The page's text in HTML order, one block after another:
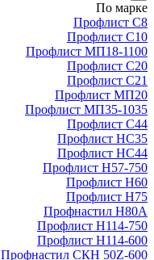
По марке
Профлист С8
Профлист С10
Профлист МП18-1100
Профлист С20
Профлист С21
Профлист МП20
Профлист МП35-1035
Профлист С44
Профлист НС35
Профлист НС44
Профлист Н57-750
Профлист Н60
Профлист Н75
Профнастил Н80А
Профлист Н114-750
Профлист Н114-600
Профнастил СКН 50Z-600